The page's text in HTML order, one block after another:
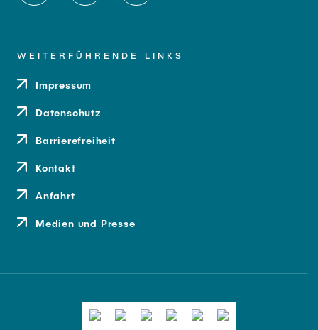
WEITERFÜHRENDE LINKS
Impressum
Datenschutz
Barrierefreiheit
Kontakt
Anfahrt
Medien und Presse